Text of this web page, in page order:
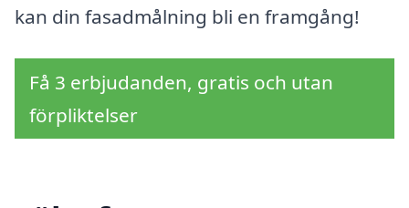
kan din fasadmålning bli en framgång!
Få 3 erbjudanden, gratis och utan
förpliktelser